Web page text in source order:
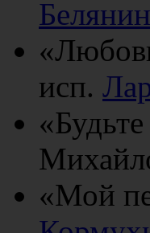
Белянин
исп.
«Мой